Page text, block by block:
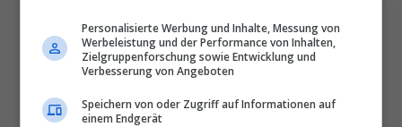
Die wichtigsten und
besten News direkt in
Ihr E‑Mail-Postfach
Personalisierte Werbung und Inhalte, Messung von
Werbeleistung und der Performance von Inhalten,
Zielgruppenforschung sowie Entwicklung und
Verbesserung von Angeboten
Speichern von oder Zugriff auf Informationen auf
einem Endgerät